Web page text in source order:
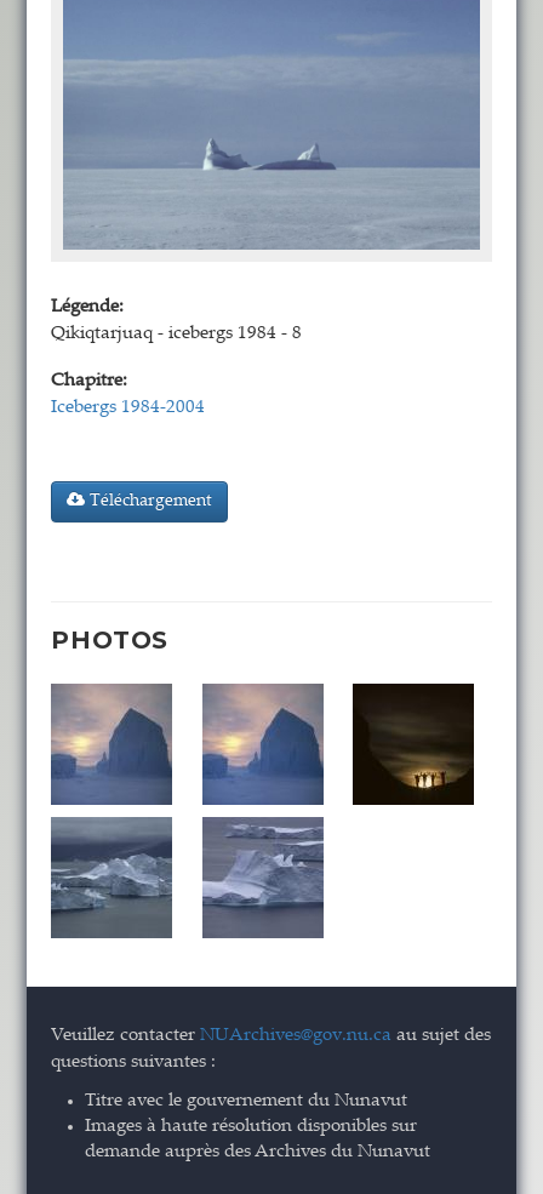
Légende:
Qikiqtarjuaq - icebergs 1984 - 8
Chapitre:
Icebergs 1984-2004
Téléchargement
PHOTOS
Veuillez contacterNUArchives@gov.nu.ca au sujet des
questions suivantes :
Titre avec le gouvernement du Nunavut
Images à haute résolution disponibles sur
demande auprès des Archives du Nunavut